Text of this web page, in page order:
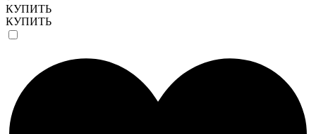
КУПИТЬ
КУПИТЬ